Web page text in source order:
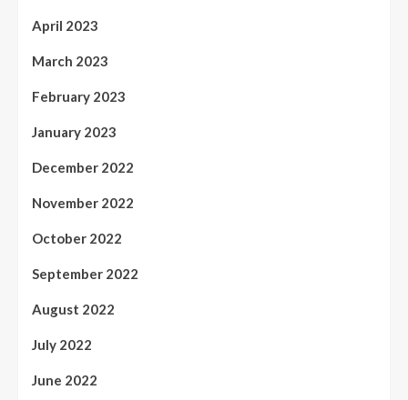
April 2023
March 2023
February 2023
January 2023
December 2022
November 2022
October 2022
September 2022
August 2022
July 2022
June 2022